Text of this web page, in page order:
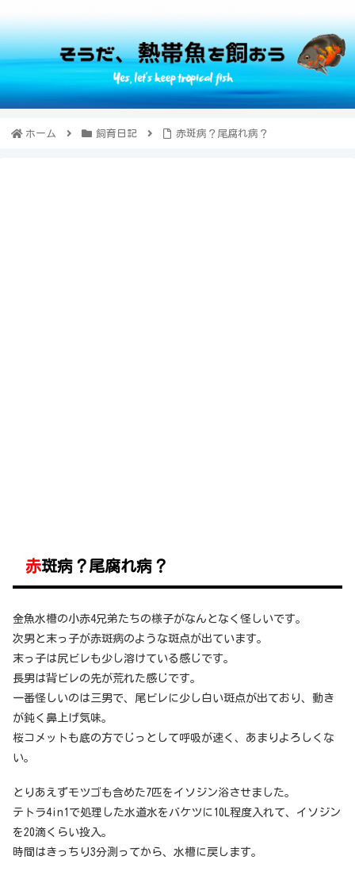
ホーム 飼育日記 赤斑病？尾腐れ病？
赤斑病？尾腐れ病？
金魚水槽の小赤4兄弟たちの様子がなんとなく怪しいです。
次男と末っ子が赤斑病のような斑点が出ています。
末っ子は尻ビレも少し溶けている感じです。
長男は背ビレの先が荒れた感じです。
一番怪しいのは三男で、尾ビレに少し白い斑点が出ており、動き
が鈍く鼻上げ気味。
桜コメットも底の方でじっとして呼吸が速く、あまりよろしくな
い。
とりあえずモツゴも含めた7匹をイソジン浴させました。
テトラ4in1で処理した水道水をバケツに10L程度入れて、イソジン
を20滴くらい投入。
時間はきっちり3分測ってから、水槽に戻します。